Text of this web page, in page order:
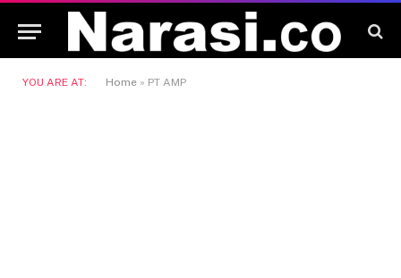
YOU ARE AT: Home » PT AMP